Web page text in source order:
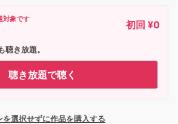
対象です 初回 ¥0
き放題。
聴き放題で聴く
を選択せずに作品を購入する